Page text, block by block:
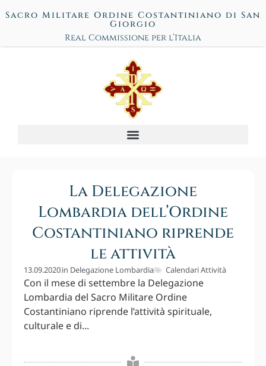
Sacro Militare Ordine Costantiniano di San
Giorgio
Real Commissione per l’Italia
La Delegazione
Lombardia dell’Ordine
Costantiniano riprende
le attività
13.09.2020in Delegazione Lombardia Calendari Attività
Con il mese di settembre la Delegazione
Lombardia del Sacro Militare Ordine
Costantiniano riprende l’attività spirituale,
culturale e di...